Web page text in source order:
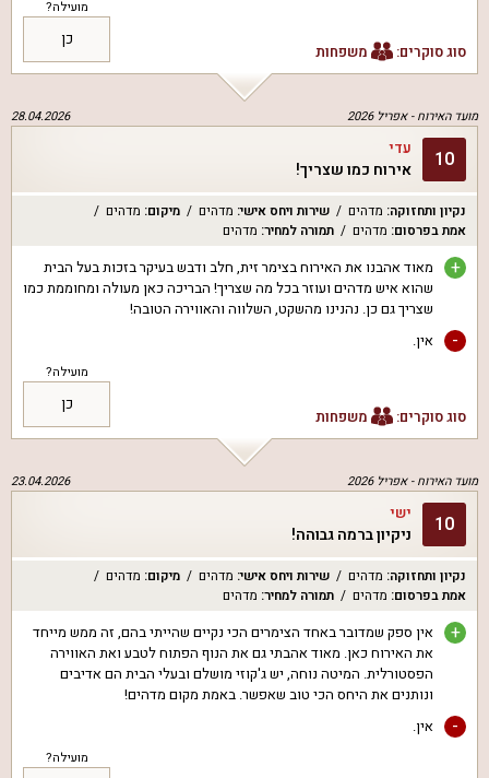
סוג סוקרים: משפחות
מועילה?
כן
מועד האירוח -אפריל 2026 28.04.2026
10 עדי
אירוח כמו שצריך!
נקיון ותחזוקה: מדהים שירות ויחס אישי: מדהים מיקום: מדהים
אמת בפרסום: מדהים תמורה למחיר: מדהים
+
מאוד אהבנו את האירוח בצימר זית, חלב ודבש בעיקר בזכות בעל הבית
שהוא איש מדהים ועוזר בכל מה שצריך! הבריכה כאן מעולה ומחוממת כמו
שצריך גם כן. נהנינו מהשקט, השלווה והאווירה הטובה!
- אין.
סוג סוקרים: משפחות
מועילה?
כן
מועד האירוח -אפריל 2026 23.04.2026
10 ישי
ניקיון ברמה גבוהה!
נקיון ותחזוקה: מדהים שירות ויחס אישי: מדהים מיקום: מדהים
אמת בפרסום: מדהים תמורה למחיר: מדהים
+
אין ספק שמדובר באחד הצימרים הכי נקיים שהייתי בהם, זה ממש מייחד
את האירוח כאן. מאוד אהבתי גם את הנוף הפתוח לטבע ואת האווירה
הפסטורלית. המיטה נוחה, יש ג'קוזי מושלם ובעלי הבית הם אדיבים
ונותנים את היחס הכי טוב שאפשר. באמת מקום מדהים!
- אין.
מועילה?